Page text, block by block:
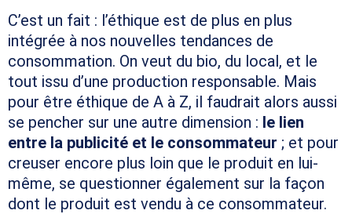
C’est un fait : l’éthique est de plus en plus
intégrée à nos nouvelles tendances de
consommation. On veut du bio, du local, et le
tout issu d’une production responsable. Mais
pour être éthique de A à Z, il faudrait alors aussi
se pencher sur une autre dimension : le lien
entre la publicité et le consommateur ; et pour
creuser encore plus loin que le produit en lui-
même, se questionner également sur la façon
dont le produit est vendu à ce consommateur.